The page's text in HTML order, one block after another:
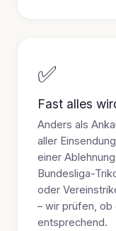
✅
Fast alles
Anders als
aller
einer
Bundesliga-
oder
– wir prüfen,
entsprechend.